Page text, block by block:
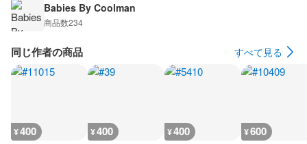
Babies By Coolman
商品数234
同じ作者の商品 すべて見る
¥400 ¥400 ¥400 ¥600